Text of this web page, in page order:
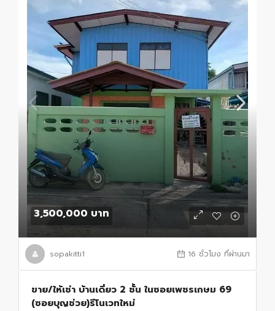
3,500,000 บาท
sopakitti1 16 ชั่วโมง ที่ผ่านมา
ขาย/ให้เช่า บ้านเดี่ยว 2 ชั้น ในซอยเพชรเกษม 69
(ซอยบุญช่วย)รีโนเวทใหม่